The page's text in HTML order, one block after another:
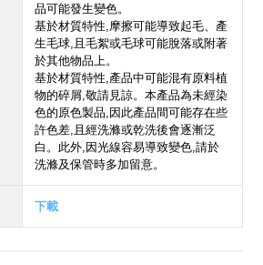
品可能發生變色。
基於材質特性,摩擦可能導致起毛、產
生毛球,且毛絮或毛球可能脫落或附著
於其他物品上。
基於材質特性,產品中可能混有原料植
物的碎屑,敬請見諒。本產品為未經染
色的原色製品,因此產品間可能存在些
許色差,且經洗滌或乾洗後會逐漸泛
白。此外,因光線容易導致變色,請於
洗滌及保管時多加留意。
下載